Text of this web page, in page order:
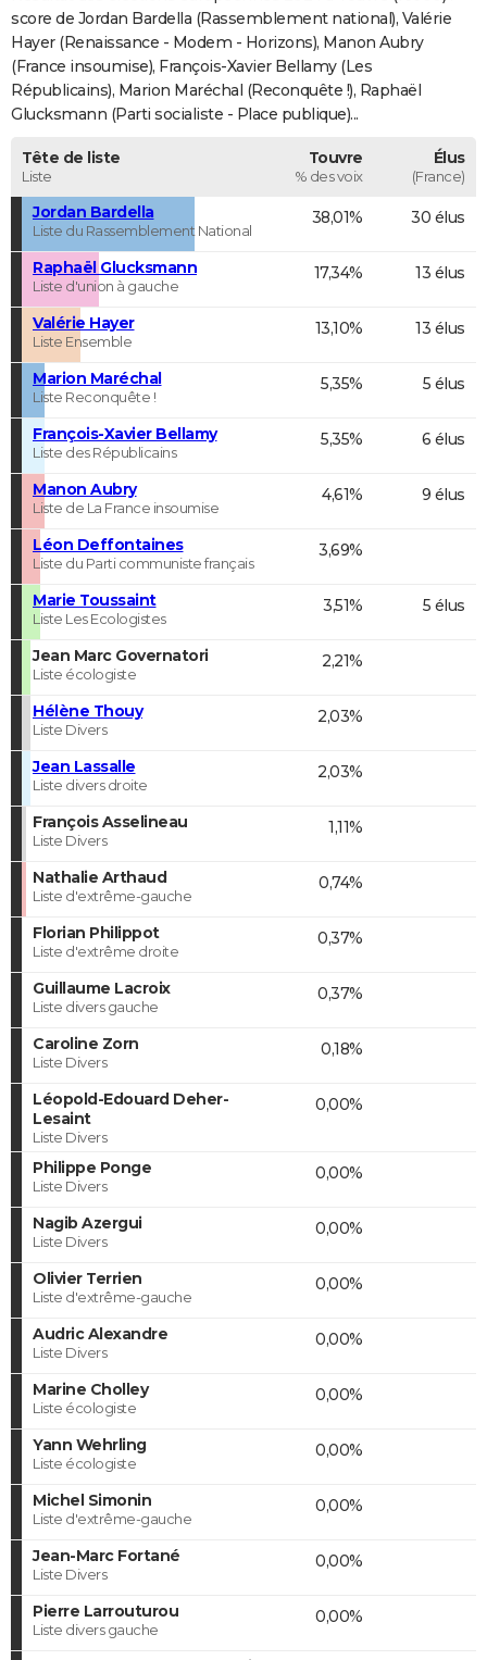
S'inscrire
Se connecter
Lycées
Collèges
Primaires
Universités
Entreprises
Service militaire
Avis de recherche
AVIS DE DÉCÈS
FORUM
score de Jordan Bardella (Rassemblement national), Valérie
Hayer (Renaissance - Modem - Horizons), Manon Aubry
(France insoumise), François-Xavier Bellamy (Les
Républicains), Marion Maréchal (Reconquête !), Raphaël
Glucksmann (Parti socialiste - Place publique)...
Tête de liste
Liste
Touvre
% des voix
Élus
(France)
Jordan Bardella
Liste du Rassemblement National
38,01% 30 élus
Raphaël Glucksmann
Liste d'union à gauche
17,34% 13 élus
Valérie Hayer
Liste Ensemble
13,10% 13 élus
Marion Maréchal
Liste Reconquête !
5,35% 5 élus
François-Xavier Bellamy
Liste des Républicains
5,35% 6 élus
Manon Aubry
Liste de La France insoumise
4,61% 9 élus
Léon Deffontaines
Liste du Parti communiste français
3,69%
Marie Toussaint
Liste Les Ecologistes
3,51% 5 élus
Jean Marc Governatori
Liste écologiste
2,21%
Hélène Thouy
Liste Divers
2,03%
Jean Lassalle
Liste divers droite
2,03%
François Asselineau
Liste Divers
1,11%
Nathalie Arthaud
Liste d'extrême-gauche
0,74%
Florian Philippot
Liste d'extrême droite
0,37%
Guillaume Lacroix
Liste divers gauche
0,37%
Caroline Zorn
Liste Divers
0,18%
Léopold-Edouard Deher-
Lesaint
Liste Divers
0,00%
Philippe Ponge
Liste Divers
0,00%
Nagib Azergui
Liste Divers
0,00%
Olivier Terrien
Liste d'extrême-gauche
0,00%
Audric Alexandre
Liste Divers
0,00%
Marine Cholley
Liste écologiste
0,00%
Yann Wehrling
Liste écologiste
0,00%
Michel Simonin
Liste d'extrême-gauche
0,00%
Jean-Marc Fortané
Liste Divers
0,00%
Pierre Larrouturou
Liste divers gauche
0,00%